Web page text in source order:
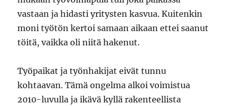
vastaan ja hidasti yritysten kasvua. Kuitenkin
moni työtön kertoi samaan aikaan ettei saanut
töitä, vaikka oli niitä hakenut.
Työpaikat ja työnhakijat eivät tunnu
kohtaavan. Tämä ongelma alkoi voimistua
2010-luvulla ja ikävä kyllä rakenteellista